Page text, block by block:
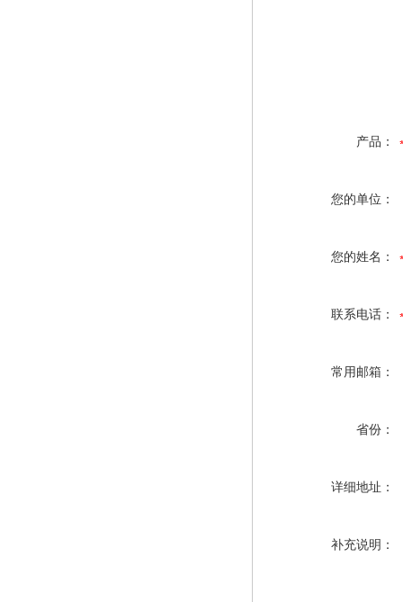
产品：
您的单位：
您的姓名：
联系电话：
常用邮箱：
省份：
详细地址：
补充说明：